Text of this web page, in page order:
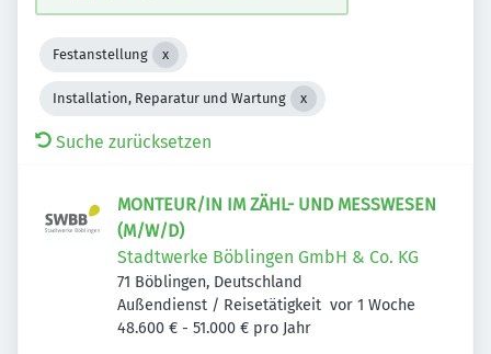
Festanstellung
Installation, Reparatur und Wartung
Suche zurücksetzen
MONTEUR/IN IM ZÄHL- UND MESSWESEN
(M/W/D)
Stadtwerke Böblingen GmbH & Co. KG
71 Böblingen, Deutschland
Außendienst / Reisetätigkeit Veröffentlicht
vor 1 Woche
48.600 € - 51.000 € pro Jahr